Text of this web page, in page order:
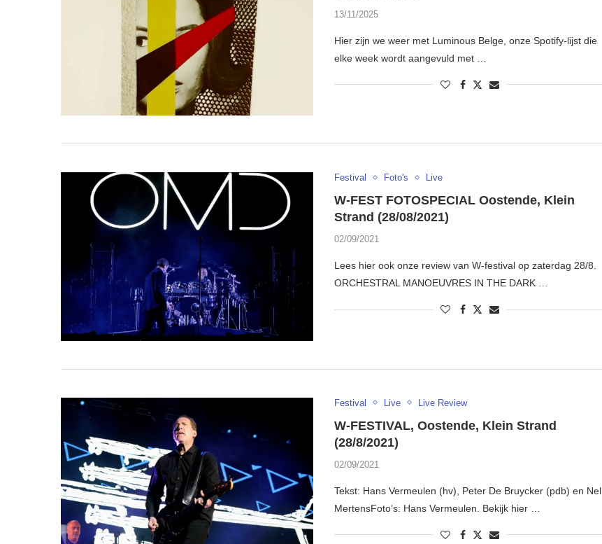
13/11/2025
Hier zijn we weer met Luminous Belge, onze Spotify-lijst die
elke week wordt aangevuld met …
Festival Foto's Live
W-FEST FOTOSPECIAL Oostende, Klein
Strand (28/08/2021)
02/09/2021
Lees hier ook onze review van W-festival op zaterdag 28/8.
ORCHESTRAL MANOEUVRES IN THE DARK …
Festival Live Live Review
W-FESTIVAL, Oostende, Klein Strand
(28/8/2021)
02/09/2021
Tekst: Hans Vermeulen (hv), Peter De Bruycker (pdb) en Nel
MertensFoto’s: Hans Vermeulen. Bekijk hier …